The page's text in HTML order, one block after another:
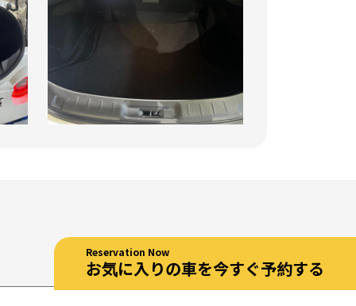
Reservation Now
お気に入りの車を今すぐ予約する